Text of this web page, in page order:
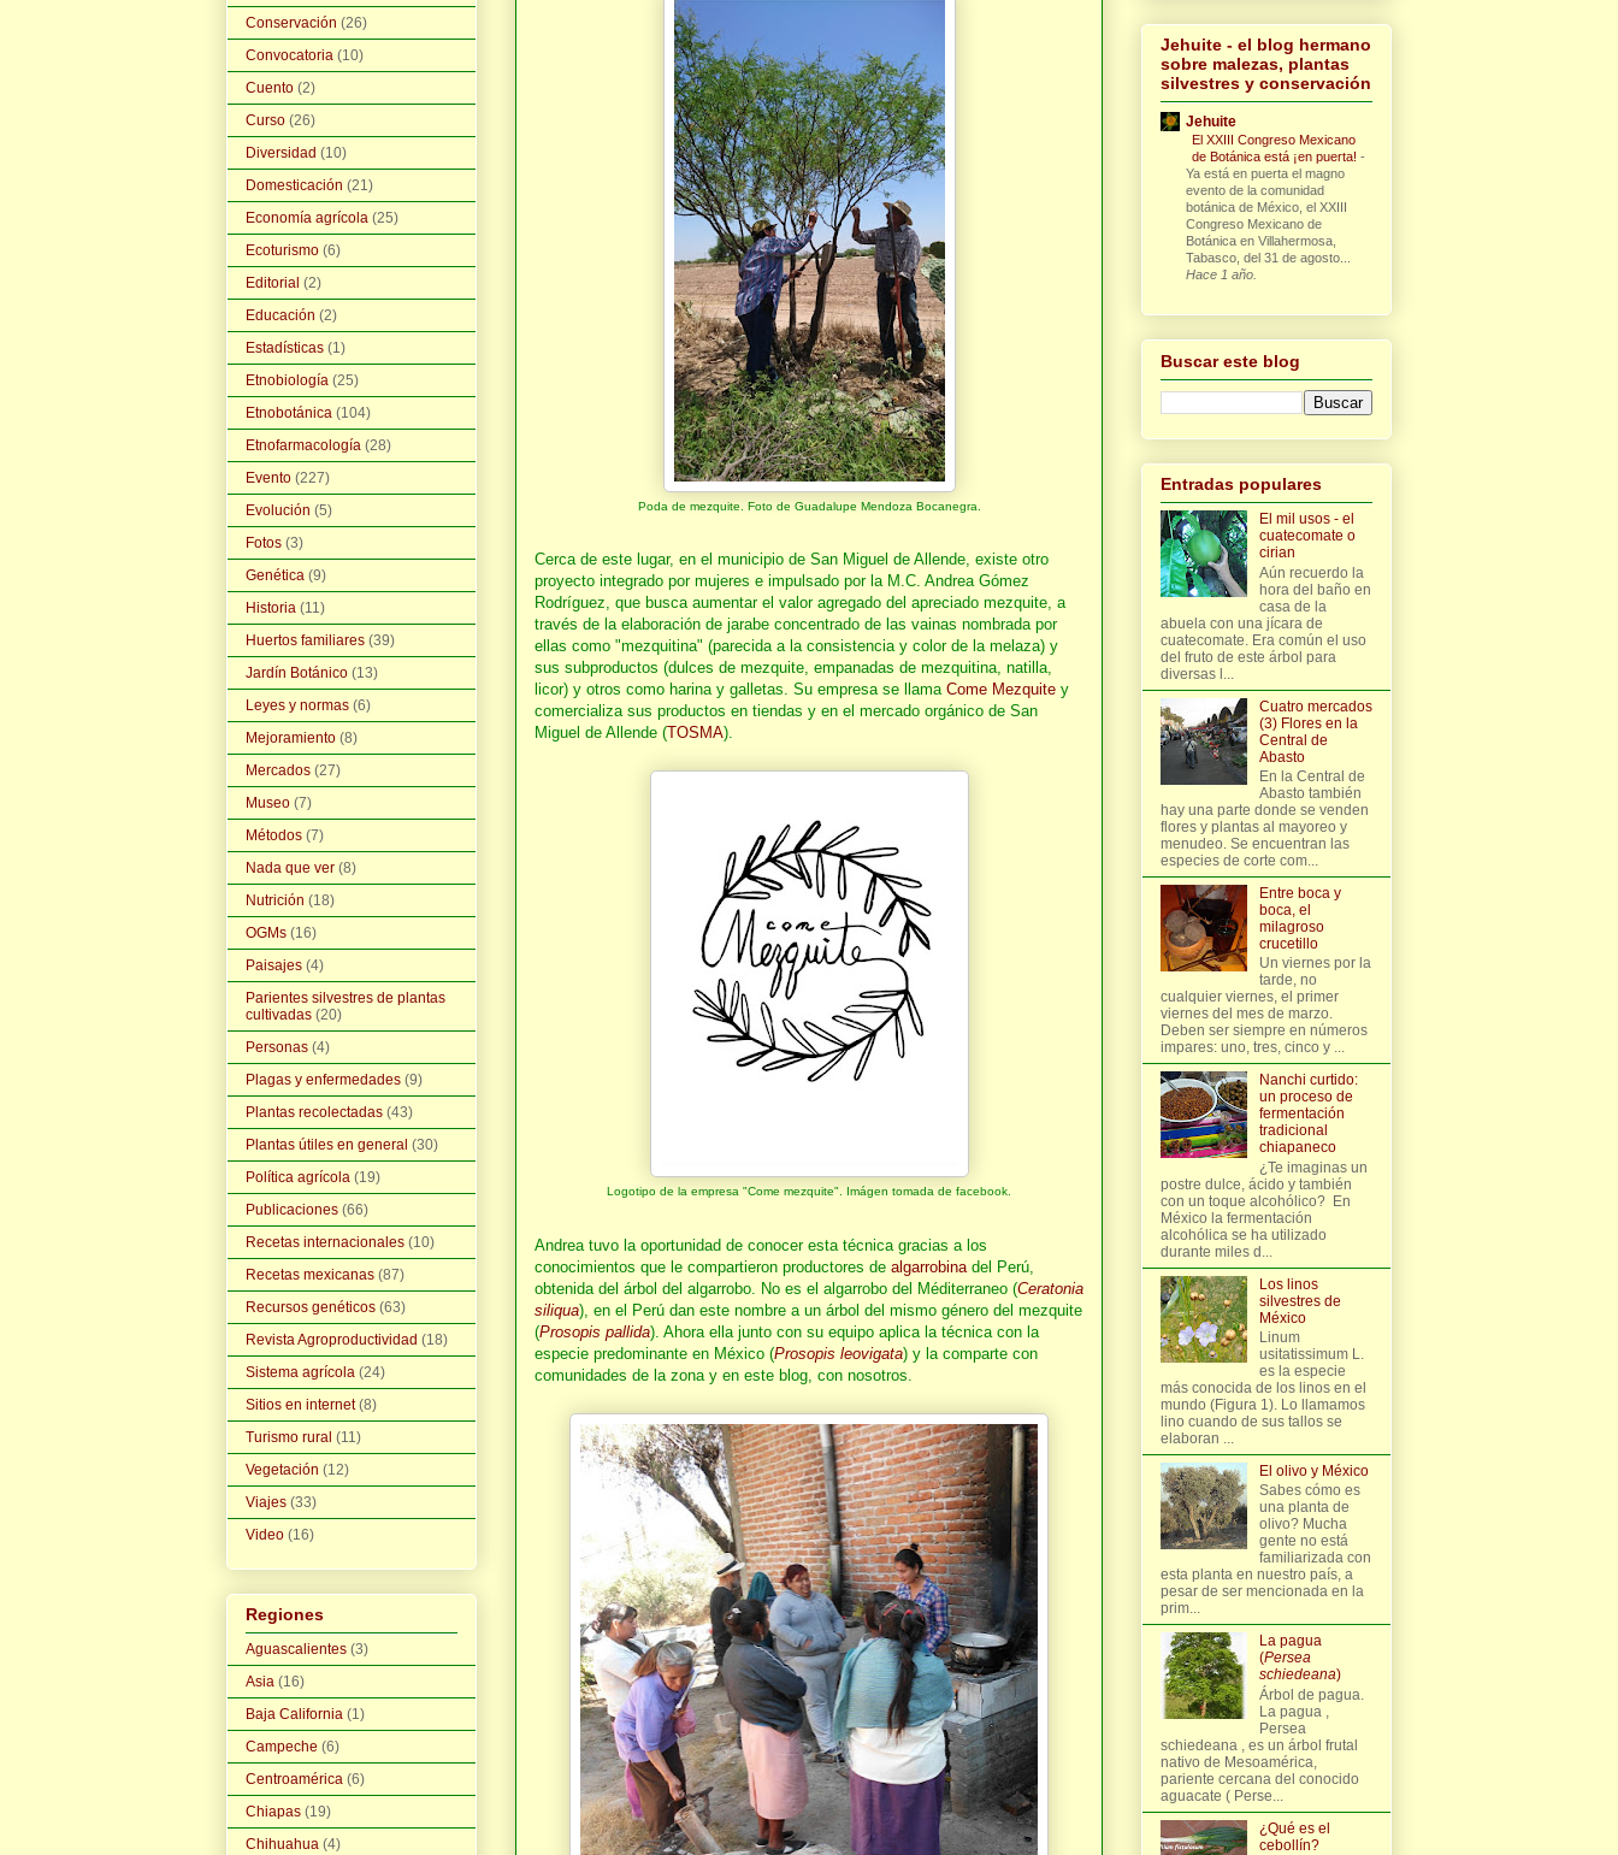
Poda de mezquite. Foto de Guadalupe Mendoza Bocanegra.
Cerca de este lugar, en el municipio de San Miguel de Allende, existe otro
proyecto integrado por mujeres e impulsado por la M.C. Andrea Gómez
Rodríguez, que busca aumentar el valor agregado del apreciado mezquite, a
través de la elaboración de jarabe concentrado de las vainas nombrada por
ellas como "mezquitina" (parecida a la consistencia y color de la melaza) y
sus subproductos (dulces de mezquite, empanadas de mezquitina, natilla,
licor) y otros como harina y galletas. Su empresa se llama Come Mezquite y
comercializa sus productos en tiendas y en el mercado orgánico de San
Miguel de Allende (TOSMA).
Logotipo de la empresa "Come mezquite". Imágen tomada de facebook.
Andrea tuvo la oportunidad de conocer esta técnica gracias a los
conocimientos que le compartieron productores de algarrobina del Perú,
obtenida del árbol del algarrobo. No es el algarrobo del Méditerraneo (Ceratonia
siliqua), en el Perú dan este nombre a un árbol del mismo género del mezquite
(Prosopis pallida). Ahora ella junto con su equipo aplica la técnica con la
especie predominante en México (Prosopis leovigata) y la comparte con
comunidades de la zona y en este blog, con nosotros.
Conservación (26)
Convocatoria (10)
Cuento (2)
Curso (26)
Diversidad (10)
Domesticación (21)
Economía agrícola (25)
Ecoturismo (6)
Editorial (2)
Educación (2)
Estadísticas (1)
Etnobiología (25)
Etnobotánica (104)
Etnofarmacología (28)
Evento (227)
Evolución (5)
Fotos (3)
Genética (9)
Historia (11)
Huertos familiares (39)
Jardín Botánico (13)
Leyes y normas (6)
Mejoramiento (8)
Mercados (27)
Museo (7)
Métodos (7)
Nada que ver (8)
Nutrición (18)
OGMs (16)
Paisajes (4)
Parientes silvestres de plantas
cultivadas (20)
Personas (4)
Plagas y enfermedades (9)
Plantas recolectadas (43)
Plantas útiles en general (30)
Política agrícola (19)
Publicaciones (66)
Recetas internacionales (10)
Recetas mexicanas (87)
Recursos genéticos (63)
Revista Agroproductividad (18)
Sistema agrícola (24)
Sitios en internet (8)
Turismo rural (11)
Vegetación (12)
Viajes (33)
Video (16)
Regiones
Aguascalientes (3)
Asia (16)
Baja California (1)
Campeche (6)
Centroamérica (6)
Chiapas (19)
Chihuahua (4)
Jehuite - el blog hermano
sobre malezas, plantas
silvestres y conservación
Jehuite
El XXIII Congreso Mexicano
de Botánica está ¡en puerta! -
Ya está en puerta el magno
evento de la comunidad
botánica de México, el XXIII
Congreso Mexicano de
Botánica en Villahermosa,
Tabasco, del 31 de agosto...
Hace 1 año.
Buscar este blog
Entradas populares
El mil usos - el
cuatecomate o
cirian
Aún recuerdo la
hora del baño en
casa de la
abuela con una jícara de
cuatecomate. Era común el uso
del fruto de este árbol para
diversas l...
Cuatro mercados
(3) Flores en la
Central de
Abasto
En la Central de
Abasto también
hay una parte donde se venden
flores y plantas al mayoreo y
menudeo. Se encuentran las
especies de corte com...
Entre boca y
boca, el
milagroso
crucetillo
Un viernes por la
tarde, no
cualquier viernes, el primer
viernes del mes de marzo.
Deben ser siempre en números
impares: uno, tres, cinco y ...
Nanchi curtido:
un proceso de
fermentación
tradicional
chiapaneco
¿Te imaginas un
postre dulce, ácido y también
con un toque alcohólico? En
México la fermentación
alcohólica se ha utilizado
durante miles d...
Los linos
silvestres de
México
Linum
usitatissimum L.
es la especie
más conocida de los linos en el
mundo (Figura 1). Lo llamamos
lino cuando de sus tallos se
elaboran ...
El olivo y México
Sabes cómo es
una planta de
olivo? Mucha
gente no está
familiarizada con
esta planta en nuestro país, a
pesar de ser mencionada en la
prim...
La pagua
(Persea
schiedeana)
Árbol de pagua.
La pagua ,
Persea
schiedeana , es un árbol frutal
nativo de Mesoamérica,
pariente cercana del conocido
aguacate ( Perse...
¿Qué es el
cebollín?